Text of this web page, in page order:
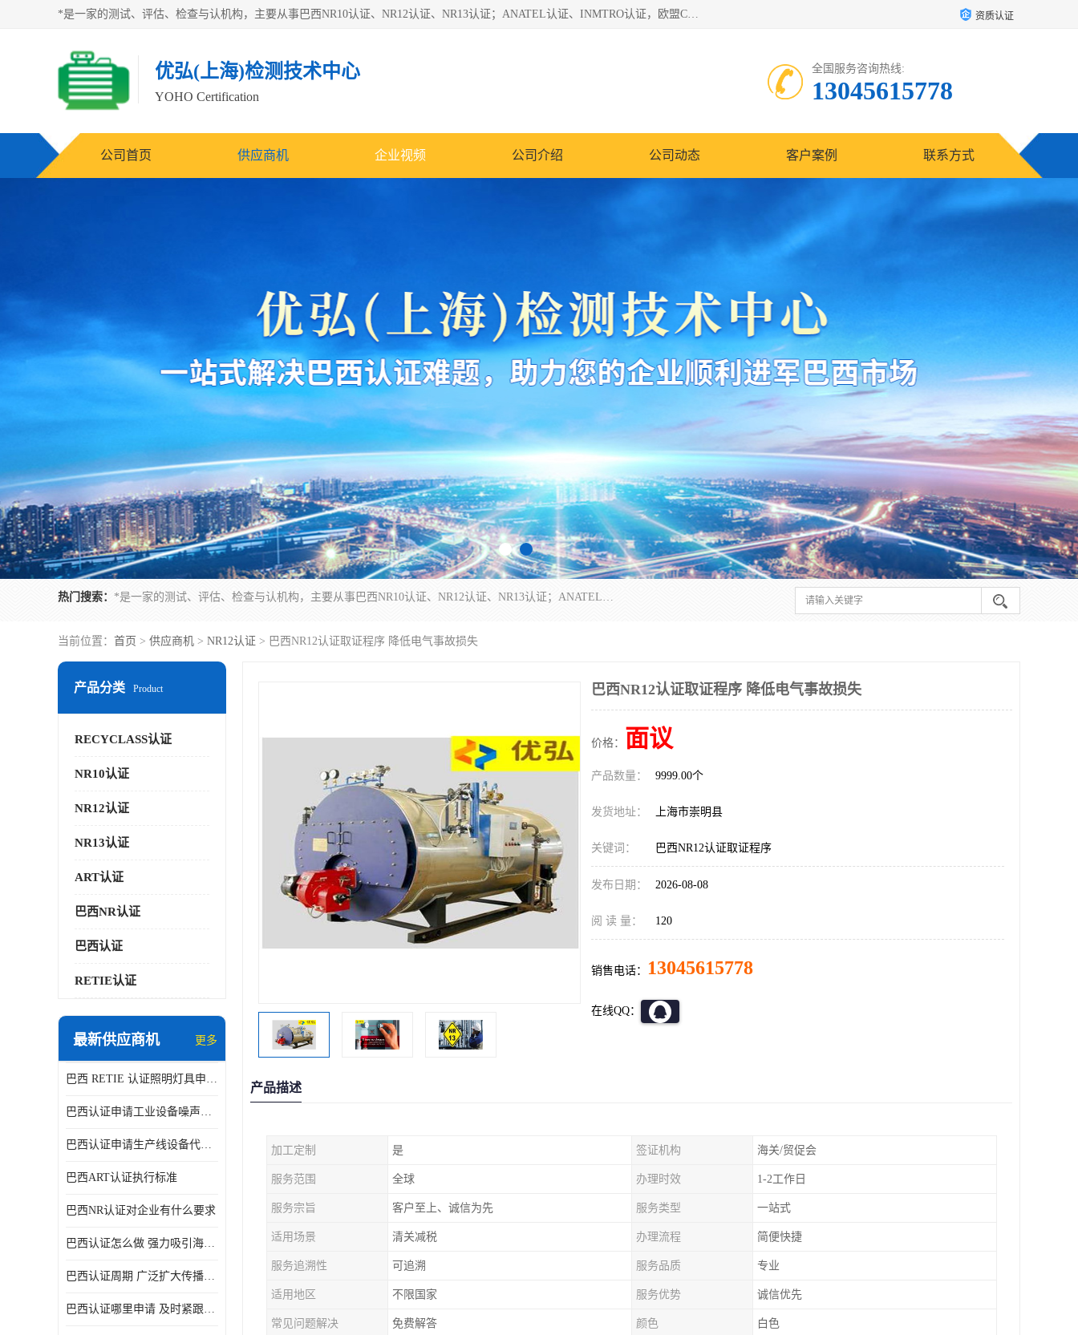
*是一家的测试、评估、检查与认机构，主要从事巴西NR10认证、NR12认证、NR13认证；ANATEL认证、INMTRO认证，欧盟CE认证：MD认证，PED认证，MID认证，ATEX认证，德国蓝色天使认证。 资质认证
优弘(上海)检测技术中心
YOHO Certification
全国服务咨询热线:
13045615778
公司首页 供应商机 企业视频 公司介绍 公司动态 客户案例 联系方式
热门搜索： *是一家的测试、评估、检查与认机构，主要从事巴西NR10认证、NR12认证、NR13认证；ANATEL认证、INMTRO认证，欧盟CE认证：MD认证，PED认证，MID认证，ATEX认证，德国蓝色天使认证。
当前位置： 首页 > 供应商机 > NR12认证 > 巴西NR12认证取证程序 降低电气事故损失
产品分类 Product
RECYCLASS认证
NR10认证
NR12认证
NR13认证
ART认证
巴西NR认证
巴西认证
RETIE认证
最新供应商机 更多
巴西 RETIE 认证照明灯具申请 RETIE 认证
巴西认证申请工业设备噪声控制认证规范
巴西认证申请生产线设备代理机构选择
巴西ART认证执行标准
巴西NR认证对企业有什么要求
巴西认证怎么做 强力吸引海外投资
巴西认证周期 广泛扩大传播范围
巴西认证哪里申请 及时紧跟法规变化
巴西NR12认证取证程序 降低电气事故损失
价格： 面议
产品数量： 9999.00个
发货地址： 上海市崇明县
关键词： 巴西NR12认证取证程序
发布日期： 2026-08-08
阅 读 量： 120
销售电话： 13045615778
在线QQ：
产品描述
加工定制 是 签证机构 海关/贸促会
服务范围 全球 办理时效 1-2工作日
服务宗旨 客户至上、诚信为先 服务类型 一站式
适用场景 清关减税 办理流程 简便快捷
服务追溯性 可追溯 服务品质 专业
适用地区 不限国家 服务优势 诚信优先
常见问题解决 免费解答 颜色 白色